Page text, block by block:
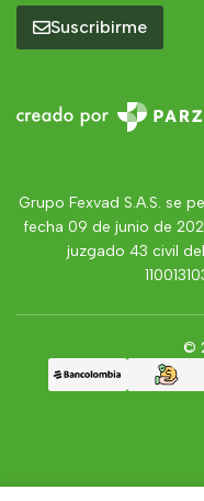
Suscribirme
Grupo Fexvad S.A.S. se
fecha 09 de junio de
juzgado 43 civil
©